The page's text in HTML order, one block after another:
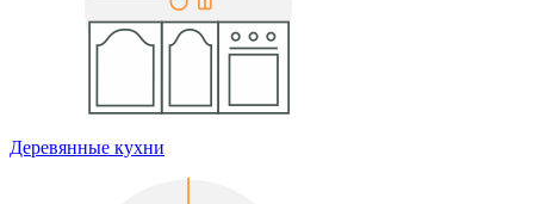
Деревянные кухни